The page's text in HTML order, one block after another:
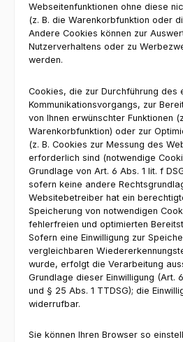
Webseitenfunktionen ohne diese
(z. B. die Warenkorbfunktion oder
Andere Cookies können zur
Nutzerverhaltens oder zu
werden.
Cookies, die zur Durchführung des
Kommunikationsvorgangs, zur
von Ihnen erwünschter Funktionen
Warenkorbfunktion) oder zur
(z. B. Cookies zur Messung des
erforderlich sind (notwendige
Grundlage von Art. 6 Abs. 1 lit. f
sofern keine andere
Websitebetreiber hat ein
Speicherung von notwendigen
fehlerfreien und optimierten
Sofern eine Einwilligung zur
vergleichbaren
wurde, erfolgt die Verarbeitung
Grundlage dieser Einwilligung (Art.
und § 25 Abs. 1 TTDSG); die
widerrufbar.
Sie können Ihren Browser so